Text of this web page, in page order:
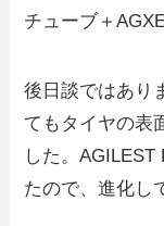
チューブ＋
後日談ではあり
てもタイヤの表
した。
たので、進化し